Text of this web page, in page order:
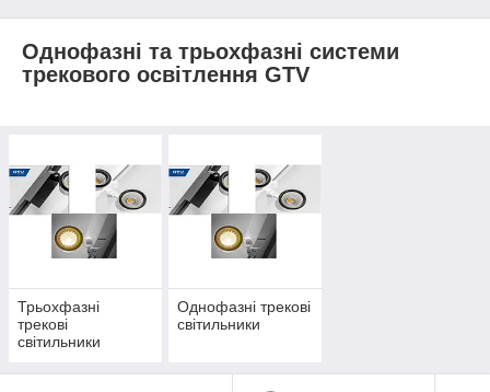
Однофазні та трьохфазні системи
трекового освітлення GTV
Трьохфазні
трекові
світильники
Однофазні трекові
світильники